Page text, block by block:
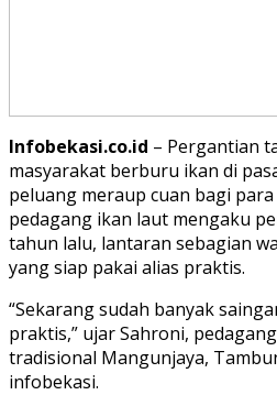
Infobekasi.co.id – Pergantian
masyarakat berburu ikan di
peluang meraup cuan bagi
pedagang ikan laut mengaku
tahun lalu, lantaran sebagian
yang siap pakai alias praktis.
“Sekarang sudah banyak
praktis,” ujar Sahroni,
tradisional Mangunjaya,
infobekasi.